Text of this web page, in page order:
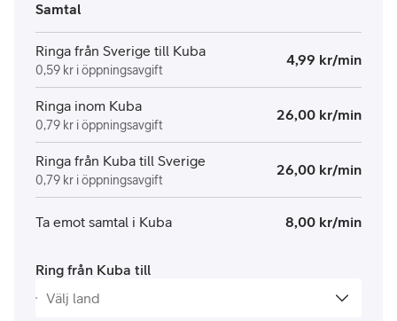
Samtal
Ringa från Sverige till Kuba
0,59 kr i öppningsavgift
4,99 kr/min
Ringa inom Kuba
0,79 kr i öppningsavgift
26,00 kr/min
Ringa från Kuba till Sverige
0,79 kr i öppningsavgift
26,00 kr/min
Ta emot samtal i Kuba 8,00 kr/min
Ring från Kuba till